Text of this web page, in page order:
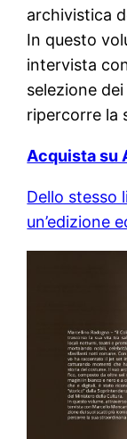
archivistica
In questo
intervista
selezione
ripercorre la
Acquista su
Dello stesso
un’edizione